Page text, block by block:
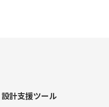
設計支援ツール